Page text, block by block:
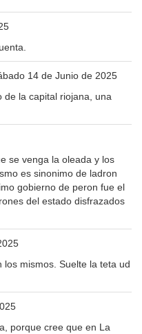
14 de Junio de 2025
de la capital riojana, una
se venga la oleada y los
es sinonimo de ladron
gobierno de peron fue el
del estado disfrazados
mismos. Suelte la teta ud
porque cree que en La